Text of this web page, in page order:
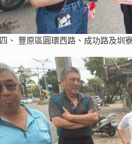
四、 豐原區圓環西路、成功路及圳